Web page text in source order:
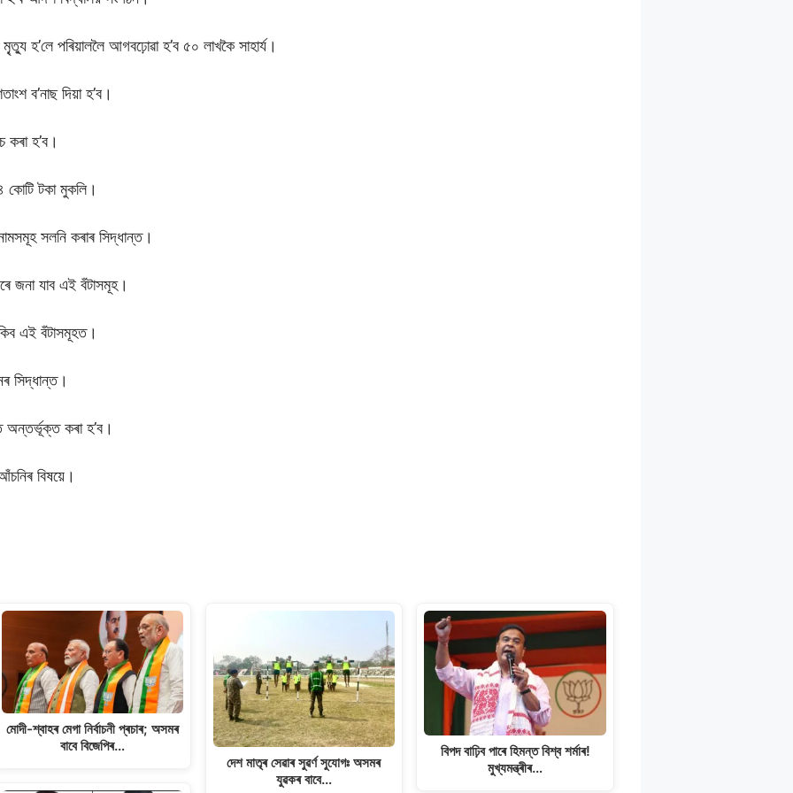
হ’লে পৰিয়াললৈ আগবঢ়োৱা হ’ব ৫০ লাখকৈ সাহাৰ্য।
ব’নাছ দিয়া হ’ব।
কৰা হ’ব।
কোটি টকা মুকলি।
সলনি কৰাৰ সিদ্ধান্ত।
জনা যাব এই বঁটাসমূহ।
এই বঁটাসমূহত।
সিদ্ধান্ত।
অন্তৰ্ভূক্ত কৰা হ’ব।
বিষয়ে।
মোদী-শ্বাহৰ মেগা নিৰ্বাচনী প্ৰচাৰ; অসমৰ
বাবে বিজেপিৰ…
দেশ মাতৃৰ সেৱাৰ সুৱৰ্ণ সুযোগঃ অসমৰ
যুৱকৰ বাবে…
বিপদ বাঢ়িব পাৰে হিমন্ত বিশ্ব শৰ্মাৰ!
মুখ্যমন্ত্ৰীৰ…